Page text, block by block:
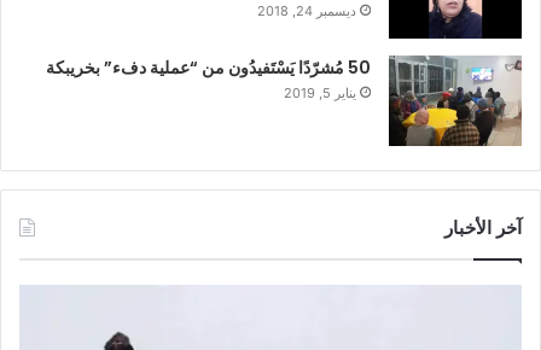
ديسمبر 24, 2018
50 مُشرّدًا يَسْتَفيدُون من “عملية دفء” بخريبكة
يناير 5, 2019
آخر الأخبار